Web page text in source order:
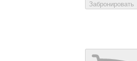
Забронировать